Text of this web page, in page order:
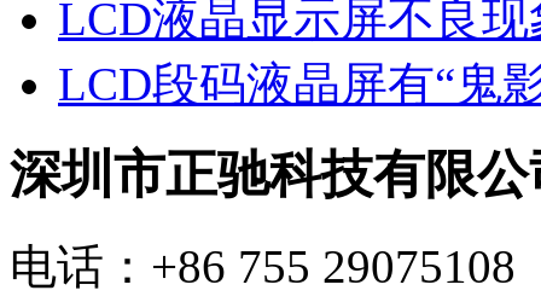
LCD液晶显示屏不良
LCD段码液晶屏有“鬼
深圳市正驰科技有限公
电话：+86 755 29075108